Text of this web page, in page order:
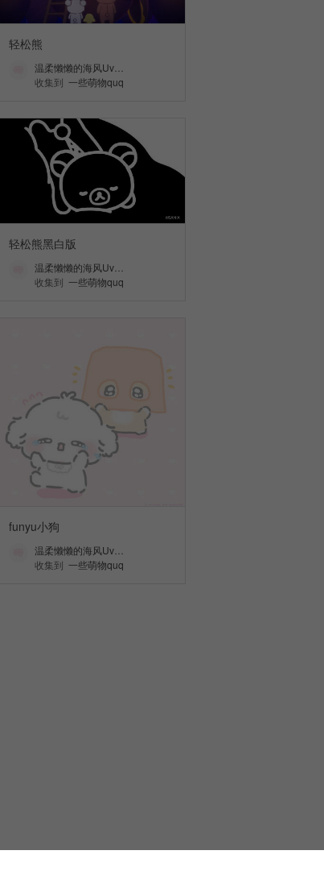
轻松熊
温柔懒懒的海风Uv…
收集到 一些萌物quq
轻松熊黑白版
温柔懒懒的海风Uv…
收集到 一些萌物quq
funyu小狗
温柔懒懒的海风Uv…
收集到 一些萌物quq